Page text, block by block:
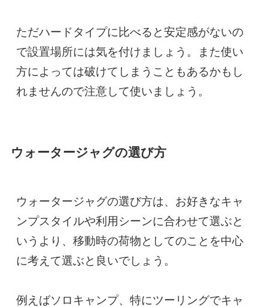
ただハードタイプに比べると安定感がないの
で設置場所には気を付けましょう。また使い
方によっては破けてしまうこともあるかもし
れませんので注意して使いましょう。
ウォータージャグの選び方
ウォータージャグの選び方は、お好きなキャ
ンプスタイルや利用シーンに合わせて選ぶと
いうより、移動時の荷物としてのことを中心
に考えて選ぶと良いでしょう。
例えばソロキャンプ、特にツーリングでキャ